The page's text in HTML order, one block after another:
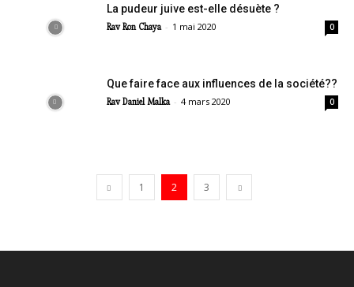
La pudeur juive est-elle désuète ?
Rav Ron Chaya - 1 mai 2020 0
Que faire face aux influences de la société??
Rav Daniel Malka - 4 mars 2020 0
1 2 3